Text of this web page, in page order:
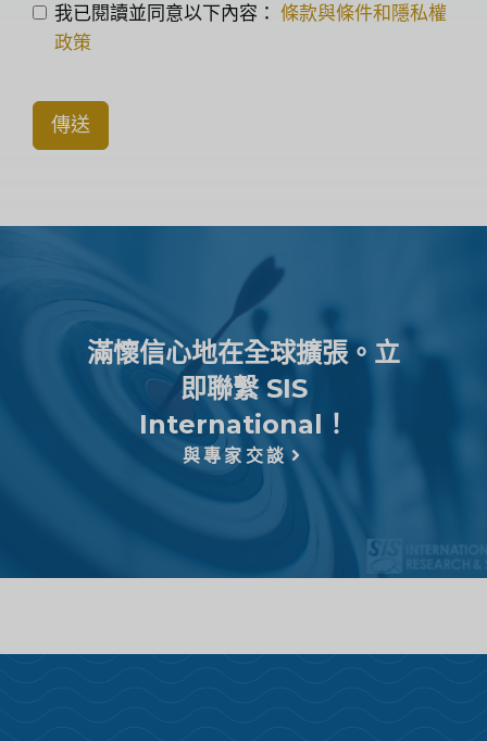
我已閱讀並同意以下內容： 條款與條件和隱私權
政策
傳送
滿懷信心地在全球擴張。立
即聯繫 SIS
International！
與專家交談